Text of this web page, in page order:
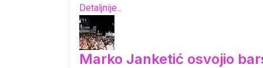
Detaljnije...
Marko Janketić osvojio